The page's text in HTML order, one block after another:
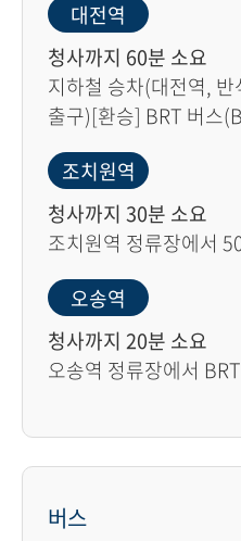
대전역
청사까지 60분 소요
지하철 승차(대전역,
출구)[환승] BRT 버스
조치원역
청사까지 30분 소요
조치원역 정류장에서
오송역
청사까지 20분 소요
오송역 정류장에서
버스